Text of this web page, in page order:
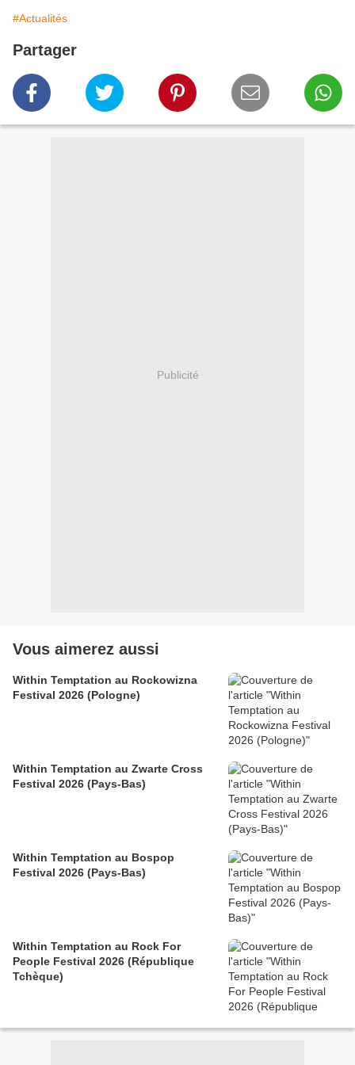
#Actualités
Partager
Publicité
Vous aimerez aussi
Within Temptation au Rockowizna
Festival 2026 (Pologne)
Within Temptation au Zwarte Cross
Festival 2026 (Pays-Bas)
Within Temptation au Bospop
Festival 2026 (Pays-Bas)
Within Temptation au Rock For
People Festival 2026 (République
Tchèque)